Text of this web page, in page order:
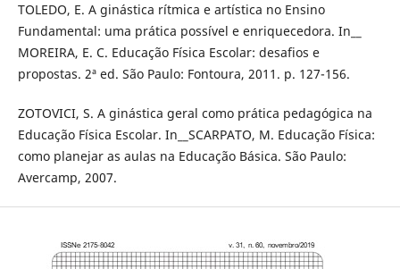
TOLEDO, E. A ginástica rítmica e artística no Ensino
Fundamental: uma prática possível e enriquecedora. In__
MOREIRA, E. C. Educação Física Escolar: desafios e
propostas. 2ª ed. São Paulo: Fontoura, 2011. p. 127-156.
ZOTOVICI, S. A ginástica geral como prática pedagógica na
Educação Física Escolar. In__SCARPATO, M. Educação Física:
como planejar as aulas na Educação Básica. São Paulo:
Avercamp, 2007.